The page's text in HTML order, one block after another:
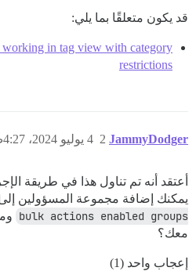
قد يكون متعلقًا بما يلي:
in tag view with category
restrictions
JammyDodger 4 يوليو 2024، 4:27ص 2
أعتقد أنه تم تناول هذا في طريقة
يمكنك إضافة مجموعة المسؤولين
bulk actions enabled groups
معك؟
إعجاب واحد (1)